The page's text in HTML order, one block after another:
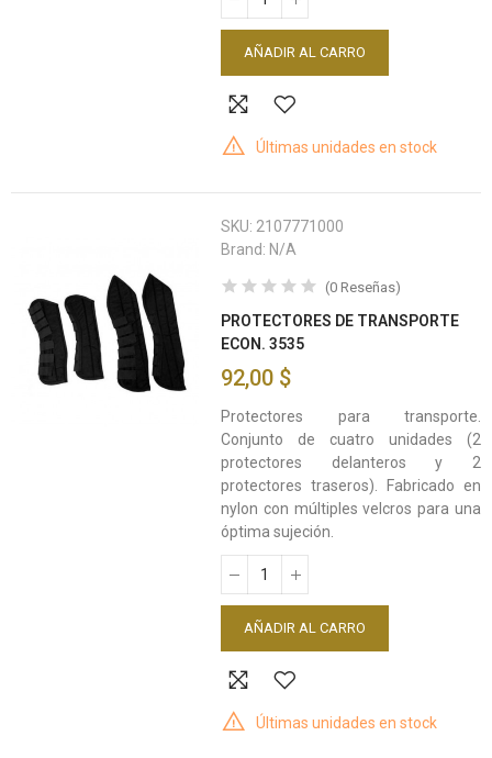
AÑADIR AL CARRO
Últimas unidades en stock
SKU: 2107771000
Brand: N/A
(0 Reseñas)
PROTECTORES DE TRANSPORTE
ECON. 3535
92,00 $
Protectores para transporte.
Conjunto de cuatro unidades (2
protectores delanteros y 2
protectores traseros). Fabricado en
nylon con múltiples velcros para una
óptima sujeción.
AÑADIR AL CARRO
Últimas unidades en stock